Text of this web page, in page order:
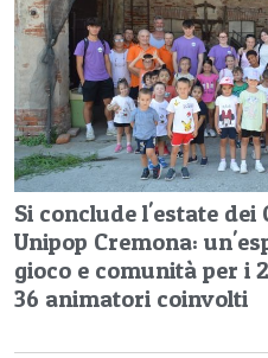
Si conclude l'estate
Unipop Cremona:
gioco e comunità per i
36 animatori coinvolti